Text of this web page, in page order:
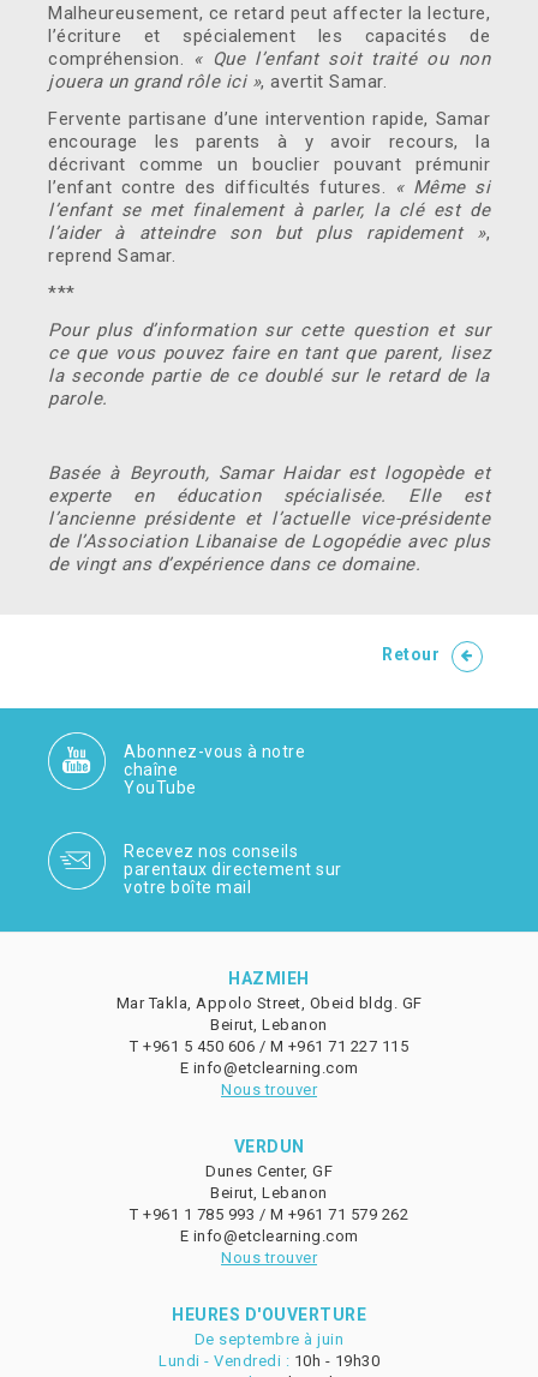
Malheureusement, ce retard peut affecter la lecture,
l’écriture et spécialement les capacités de
compréhension.
« Que l’enfant soit traité ou non
jouera un grand rôle ici », avertit Samar.
Fervente partisane d’une intervention rapide, Samar
encourage les parents à y avoir recours, la
décrivant comme un bouclier pouvant prémunir
l’enfant contre des difficultés futures.
« Même si
l’enfant se met finalement à parler, la clé est de
l’aider à atteindre son but plus rapidement »,
reprend Samar.
***
Pour plus d’information sur cette question et sur
ce que vous pouvez faire en tant que parent, lisez
la seconde partie de ce doublé sur le retard de la
parole.
Basée à Beyrouth, Samar Haidar est logopède et
experte en éducation spécialisée. Elle est
l’ancienne présidente et l’actuelle vice-présidente
de l’Association Libanaise de Logopédie avec plus
de vingt ans d’expérience dans ce domaine.
Retour
Abonnez-vous à notre
chaîne
YouTube
Recevez nos conseils
parentaux directement sur
votre boîte mail
HAZMIEH
Mar Takla, Appolo Street, Obeid bldg. GF
Beirut, Lebanon
T +961 5 450 606 / M +961 71 227 115
E info@etclearning.com
Nous trouver
VERDUN
Dunes Center, GF
Beirut, Lebanon
T +961 1 785 993 / M +961 71 579 262
E info@etclearning.com
Nous trouver
HEURES D'OUVERTURE
De septembre à juin
Lundi - Vendredi : 10h - 19h30